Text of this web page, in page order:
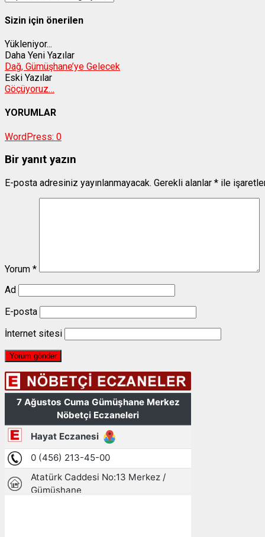
Sizin için önerilen
Yükleniyor...
Daha Yeni Yazılar
Dağ, Gümüşhane’ye Gelecek
Eski Yazılar
Göçüyoruz…
YORUMLAR
WordPress: 0
Bir yanıt yazın
E-posta adresiniz yayınlanmayacak. Gerekli alanlar * ile
Yorum *
Ad
E-posta
İnternet sitesi